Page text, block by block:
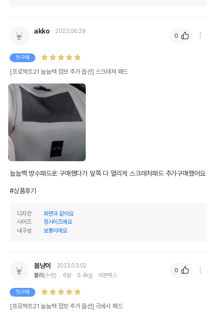
akko 2023.06.29
첫구매
[프로젝트21 눕눕백 점보 추가 옵션] 스크래쳐 패드
눕눕백 방수패드로 구매했다가 앞쪽 다 열리게 스크래처패드 추가구매했어요
#상품후기
디자인
화면과 같아요
사이즈
정사이즈예요
내구성
보통이에요
0
봄냥이
2023.03.02
볼리(수컷) 6살 5.4kg 데본렉스
첫구매
[프로젝트21 눕눕백 점보 추가 옵션] 극세사 패드
0